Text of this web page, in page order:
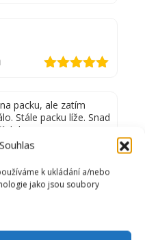
k ukládání a/nebo
jako jsou soubory
packu, ale zatím
Stále packu líže. Snad
Hodnocení
4z 5
Ok a dojela naprosto